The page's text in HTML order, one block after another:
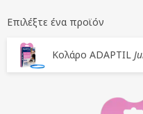
Επιλέξτε ένα προϊόν
Κολάρο ADAPTIL